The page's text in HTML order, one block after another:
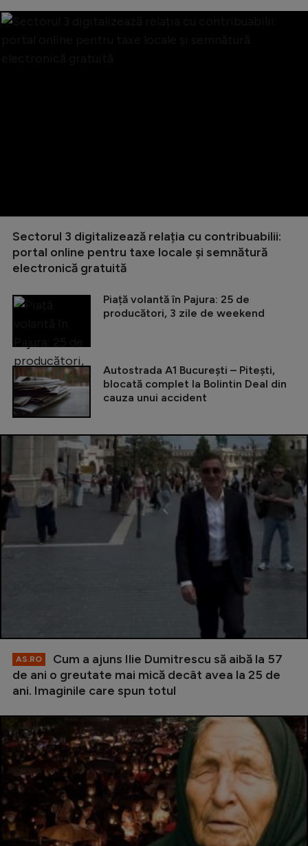
Sectorul 3 digitalizează relația cu contribuabilii:
portal online pentru taxe locale și semnătură
electronică gratuită
Piață volantă în Pajura: 25 de
producători, 3 zile de weekend
Autostrada A1 București – Pitești,
blocată complet la Bolintin Deal din
cauza unui accident
AS.RO
Cum a ajuns Ilie Dumitrescu să aibă la 57
de ani o greutate mai mică decât avea la 25 de
ani. Imaginile care spun totul